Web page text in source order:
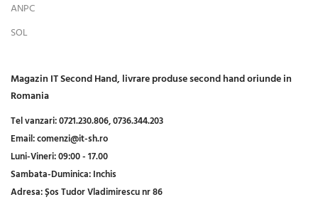
ANPC
SOL
Magazin IT Second Hand, livrare produse second hand oriunde in
Romania
Tel vanzari:0721.230.806,0736.344.203
Email:comenzi@it-sh.ro
Luni-Vineri:09:00 - 17.00
Sambata-Duminica:Inchis
Adresa:Șos Tudor Vladimirescu nr 86